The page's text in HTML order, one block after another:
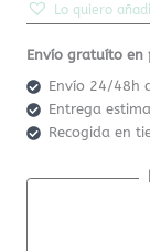
Lo quiero
Envío gratuíto en
Envío 24/48h
Entrega
Recogida en